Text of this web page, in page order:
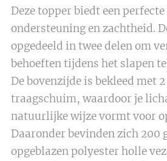
Deze topper biedt een
ondersteuning en zachtheid.
opgedeeld in twee delen om
behoeften tijdens het slapen
De bovenzijde is bekleed met
traagschuim, waardoor je
natuurlijke wijze vormt voor
Daaronder bevinden zich 200
opgeblazen polyester holle